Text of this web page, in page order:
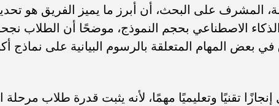
المشرف على البحث، أن أبرز ما يميز الفريق هو
الاصطناعي بحجم النموذج، موضحًا أن الطلاب
بعض المهام المتعلقة بالرسوم البيانية على نماذج
تقنيًا وتعليميًا مهمًا، لأنه يثبت قدرة طلاب مرحلة